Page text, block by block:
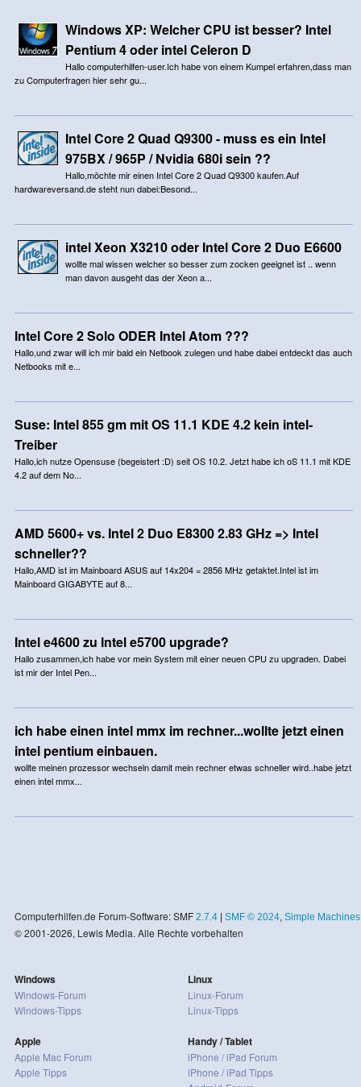
Windows XP: Welcher CPU ist besser? Intel
Pentium 4 oder intel Celeron D
Hallo computerhilfen-user.Ich habe von einem Kumpel erfahren,dass man
zu Computerfragen hier sehr gu...
Intel Core 2 Quad Q9300 - muss es ein Intel
975BX / 965P / Nvidia 680i sein ??
Hallo,möchte mir einen Intel Core 2 Quad Q9300 kaufen.Auf
hardwareversand.de steht nun dabei:Besond...
intel Xeon X3210 oder Intel Core 2 Duo E6600
wollte mal wissen welcher so besser zum zocken geeignet ist .. wenn
man davon ausgeht das der Xeon a...
Intel Core 2 Solo ODER Intel Atom ???
Hallo,und zwar will ich mir bald ein Netbook zulegen und habe dabei entdeckt das auch
Netbooks mit e...
Suse: Intel 855 gm mit OS 11.1 KDE 4.2 kein intel-
Treiber
Hallo,ich nutze Opensuse (begeistert :D) seit OS 10.2. Jetzt habe ich oS 11.1 mit KDE
4.2 auf dem No...
AMD 5600+ vs. Intel 2 Duo E8300 2.83 GHz => Intel
schneller??
Hallo,AMD ist im Mainboard ASUS auf 14x204 = 2856 MHz getaktet.Intel ist im
Mainboard GIGABYTE auf 8...
Intel e4600 zu Intel e5700 upgrade?
Hallo zusammen,ich habe vor mein System mit einer neuen CPU zu upgraden. Dabei
ist mir der Intel Pen...
ich habe einen intel mmx im rechner...wollte jetzt einen
intel pentium einbauen.
wollte meinen prozessor wechseln damit mein rechner etwas schneller wird..habe jetzt
einen intel mmx...
Computerhilfen.de Forum-Software: SMF 2.7.4| SMF © 2024, Simple Machines
© 2001-2026, Lewis Media. Alle Rechte vorbehalten
Windows
Windows-Forum
Windows-Tipps
Apple
Apple Mac Forum
Apple Tipps
Linux
Linux-Forum
Linux-Tipps
Handy / Tablet
iPhone / iPad Forum
iPhone / iPad Tipps